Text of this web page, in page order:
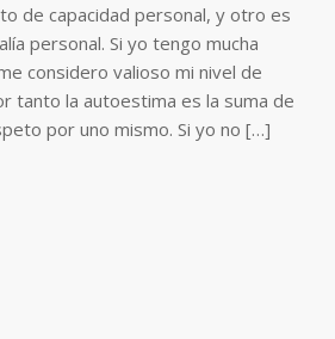
de capacidad personal, y otro es
personal. Si yo tengo mucha
considero valioso mi nivel de
tanto la autoestima es la suma de
por uno mismo. Si yo no […]